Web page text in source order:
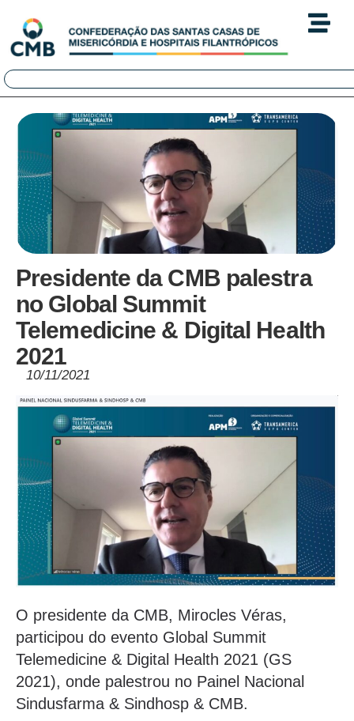
Presidente da CMB palestra
no Global Summit
Telemedicine & Digital Health
2021
10/11/2021
O presidente da CMB, Mirocles Véras,
participou do evento Global Summit
Telemedicine & Digital Health 2021 (GS
2021), onde palestrou no Painel Nacional
Sindusfarma & Sindhosp & CMB.